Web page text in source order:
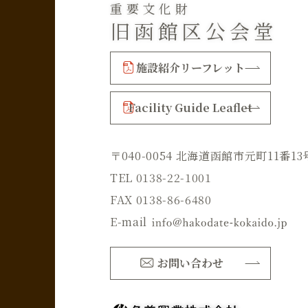
重要文化財
旧函館区公会堂
施設紹介リーフレット
Facility Guide Leaflet
〒040-0054 北海道函館市元町11番13
TEL 0138-22-1001
FAX 0138-86-6480
E-mail
お問い合わせ